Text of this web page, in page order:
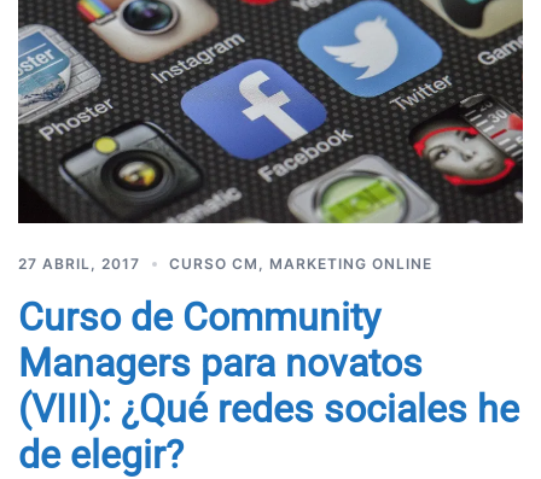
27 ABRIL, 2017 CURSO CM MARKETING ONLINE
Curso de Community
Managers para novatos
(VIII): ¿Qué redes sociales he
de elegir?